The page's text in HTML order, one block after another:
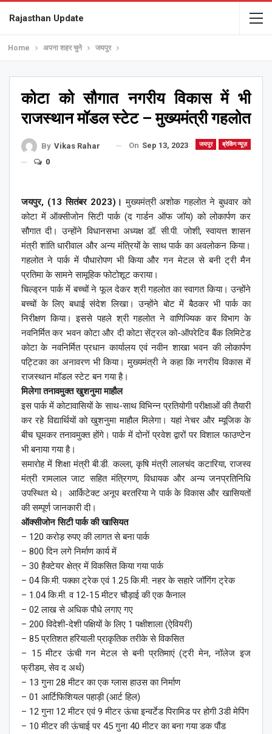
Rajasthan Update
Home अपना शहर चुने जयपुर
कोटा को सौगात नगरीय विकास में भी
राजस्थान मॉडल स्टेट – मुख्यमंत्री गहलोत
जयपुर ब्रेकिंग न्यूज़
By Vikas Rahar On Sep 13, 2023
0
जयपुर, (13 सितंबर 2023)। मुख्यमंत्री अशोक गहलोत ने बुधवार को
कोटा में ऑक्सीजोन सिटी पार्क (द गार्डन ऑफ जॉय) को लोकार्पण कर
सौगात दी। उन्होंने विधानसभा अध्यक्ष डॉ. सी.पी. जोशी, स्वायत्त शासन
मंत्री शांति धारीवाल और अन्य मंत्रियों के साथ पार्क का अवलोकन किया।
गहलोत ने पार्क में पौधारोपण भी किया और गन मेटल से बनी ट्री मैन
प्रतिमा के सामने सामूहिक फोटोशूट कराया।
चिल्ड्रन पार्क में बच्चों ने फूल देकर श्री गहलोत का स्वागत किया। उन्होंने
बच्चों के लिए बधाई संदेश लिखा। उन्होंने बोट में बैठकर भी पार्क का
निरीक्षण किया। इससे पहले श्री गहलोत ने वाणिज्यिक कर विभाग के
नवनिर्मित कर भवन कोटा और दी कोटा सेंट्रल को-ऑपरेटिव बैंक लिमिटेड
कोटा के नवनिर्मित प्रधान कार्यालय एवं नवीन शाखा भवन की लोकार्पण
पट्टिका का अनावरण भी किया। मुख्यमंत्री ने कहा कि नगरीय विकास में
राजस्थान मॉडल स्टेट बन गया है।
मिलेगा तनावमुक्त खुशनुमा माहौल
इस पार्क में कोटावासियों के साथ-साथ विभिन्न प्रतियोगी परीक्षाओं की तैयारी
कर रहे विद्यार्थियों को खुशनुमा माहौल मिलेगा। यहां नेचर और म्यूजिक के
बीच घूमकर तनावमुक्त होंगे। पार्क में दोनों प्रवेश द्वारों पर विशाल फाउण्टेन
भी बनाया गया है।
समारोह में शिक्षा मंत्री बी.डी. कल्ला, कृषि मंत्री लालचंद कटारिया, राजस्व
मंत्री रामलाल जाट सहित मंत्रिगण, विधायक और अन्य जनप्रतिनिधि
उपस्थित थे। आर्किटेक्ट अनूप बरतरिया ने पार्क के विकास और खासियतों
की सम्पूर्ण जानकारी दी।
ऑक्सीजोन सिटी पार्क की खासियत
– 120 करोड़ रुपए की लागत से बना पार्क
– 800 दिन लगे निर्माण कार्य में
– 30 हैक्टेयर क्षेत्र में विकसित किया गया पार्क
– 04 कि.मी. पक्का ट्रेक एवं 1.25 कि.मी. नहर के सहारे जॉगिंग ट्रेक
– 1.04 कि.मी. व 12-15 मीटर चौड़ाई की एक कैनाल
– 02 लाख से अधिक पौधे लगाए गए
– 200 विदेशी-देशी पक्षियों के लिए 1 पक्षीशाला (ऐवियरी)
– 85 प्रतिशत हरियाली प्राकृतिक तरीके से विकसित
– 15 मीटर ऊंची गन मेटल से बनी प्रतिमाएं (ट्री मेन, नॉलेज इज
फ्रीडम, सेव द अर्थ)
– 13 गुना 28 मीटर का एक ग्लास हाउस का निर्माण
– 01 आर्टिफिशियल पहाड़ी (आर्ट हिल)
– 12 गुना 12 मीटर एवं 9 मीटर ऊंचा इन्वर्टेड पिरामिड पर होगी 3डी मेपिंग
– 10 मीटर की ऊंचाई पर 45 गुना 40 मीटर का बना गया डक पौंड